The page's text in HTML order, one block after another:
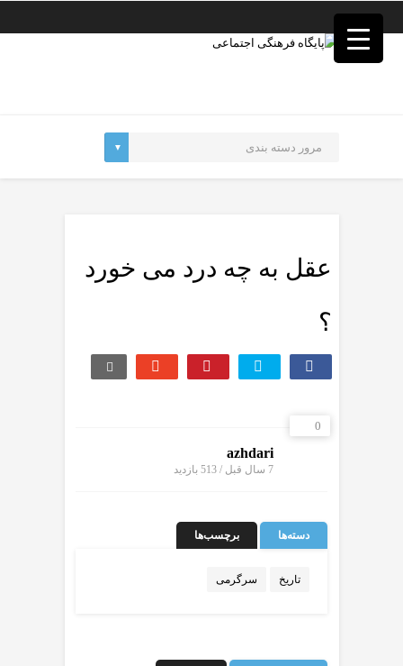
عقل به چه درد می خورد
؟
0
azhdari
7 سال قبل / 513 بازدید
دسته‌ها برچسب‌ها
تاریخ سرگرمی